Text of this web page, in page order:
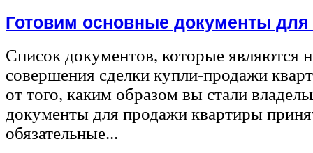
Готовим основные документы
Список документов, которые являются
совершения сделки купли-продажи
от того, каким образом вы стали
документы для продажи квартиры
обязательные...